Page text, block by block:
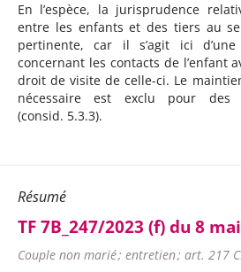
En l’espèce, la jurisprudence
entre les enfants et des tiers au
pertinente, car il s’agit ici
concernant les contacts de l’enfant
droit de visite de celle-ci. Le
nécessaire est exclu pour des
(consid. 5.3.3).
Résumé
TF 7B_247/2023 (f) du 8
Couple non marié ; entretien ; art. 217